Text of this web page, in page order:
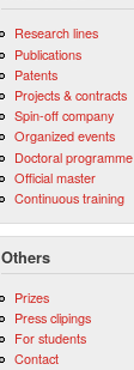
Research lines
Publications
Patents
Projects & contracts
Spin-off company
Organized events
Doctoral programme
Official master
Continuous training
Others
Prizes
Press clipings
For students
Contact